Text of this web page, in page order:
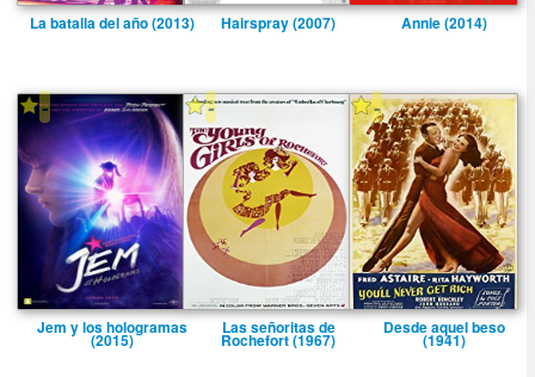
La batalla del año (2013) Hairspray (2007) Annie (2014)
-
Jem y los hologramas
(2015)
-
Las señoritas de
Rochefort (1967)
-
Desde aquel beso
(1941)